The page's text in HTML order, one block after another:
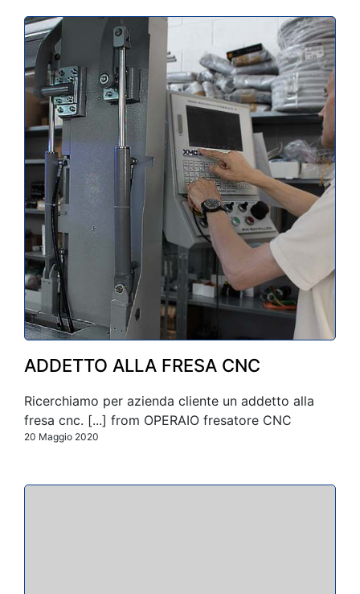
ADDETTO ALLA FRESA CNC
Ricerchiamo per azienda cliente un addetto alla
fresa cnc. [...] from OPERAIO fresatore CNC
20 Maggio 2020